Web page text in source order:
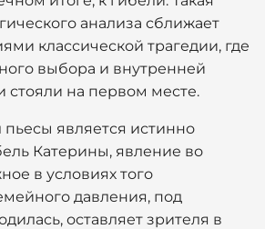
анализа сближает
классической трагедии, где
выбора и внутренней
стояли на первом месте.
пьесы является истинно
Катерины, явление во
в условиях того
давления, под
оставляет зрителя в